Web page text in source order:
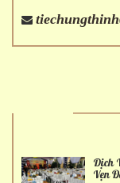
Dịch
Vẹn